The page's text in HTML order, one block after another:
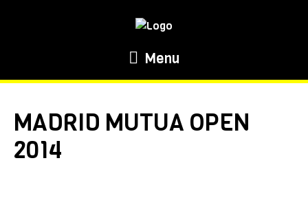
Menu
MADRID MUTUA OPEN
2014